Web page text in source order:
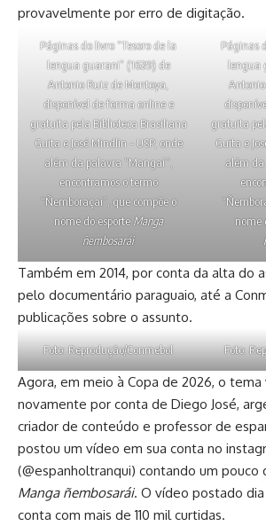
provavelmente por erro de digitação.
Páginas do livro “Tesoro de la
lengua guarani” (1639) de
Antonio Ruiz de Montoya,
disponível de forma online e
gratuita pela Biblioteca Brasiliana
Guita e José Mindlin – USP, onde
além da palavra “Mangaí”,
encontramos o termo
“Ñemboraçai”, que compõe o
nome do esporteManga
ñembosarái
Páginas
lengua
gratuita
Guita e
além da
nome
Também em 2014, por conta da alta do
pelo documentário paraguaio, até a
publicações sobre o assunto.
Foto: Reprodução/Conmebol Foto:
Agora, em meio à Copa de 2026, o
novamente por conta de Diego José,
criador de conteúdo e professor de
postou um vídeo em sua conta no
(@espanholtranqui) contando um pouco
Manga ñembosarái. O vídeo postado dia
conta com mais de 110 mil curtidas.